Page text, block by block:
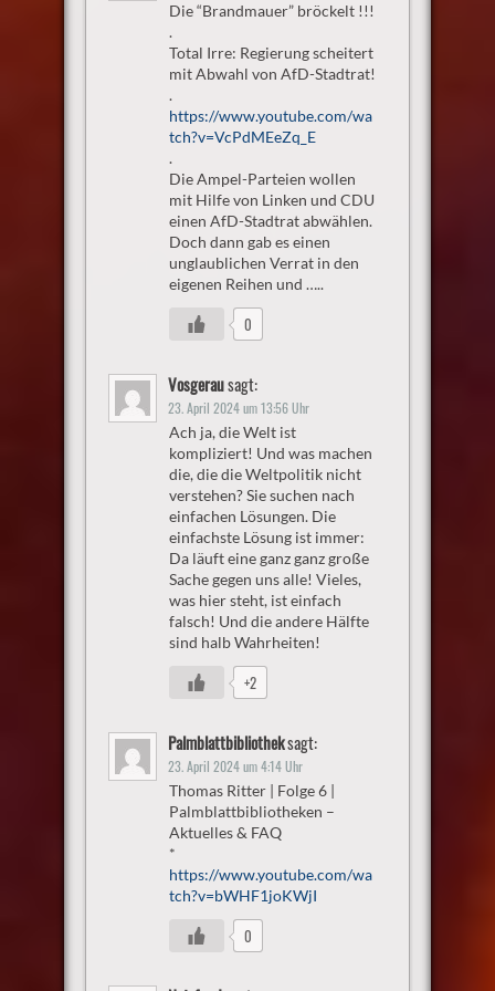
Die “Brandmauer” bröckelt !!!
.
Total Irre: Regierung scheitert
mit Abwahl von AfD-Stadtrat!
.
https://www.youtube.com/wa
tch?v=VcPdMEeZq_E
.
Die Ampel-Parteien wollen
mit Hilfe von Linken und CDU
einen AfD-Stadtrat abwählen.
Doch dann gab es einen
unglaublichen Verrat in den
eigenen Reihen und …..
0
Vosgerausagt:
23. April 2024 um 13:56 Uhr
Ach ja, die Welt ist
kompliziert! Und was machen
die, die die Weltpolitik nicht
verstehen? Sie suchen nach
einfachen Lösungen. Die
einfachste Lösung ist immer:
Da läuft eine ganz ganz große
Sache gegen uns alle! Vieles,
was hier steht, ist einfach
falsch! Und die andere Hälfte
sind halb Wahrheiten!
+2
Palmblattbibliotheksagt:
23. April 2024 um 4:14 Uhr
Thomas Ritter | Folge 6 |
Palmblattbibliotheken –
Aktuelles & FAQ
*
https://www.youtube.com/wa
tch?v=bWHF1joKWjI
0